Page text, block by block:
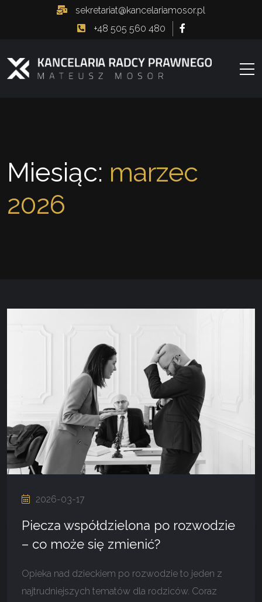
sekretariat@kancelariamosor.pl
+48 505 560 480
Miesiąc: marzec
2026
2026-03-17
Piecza współdzielona po rozwodzie
– co może się zmienić?
Opieka nad dzieckiem po rozwodzie to jeden z
najtrudniejszych tematów dla rodziców. Coraz